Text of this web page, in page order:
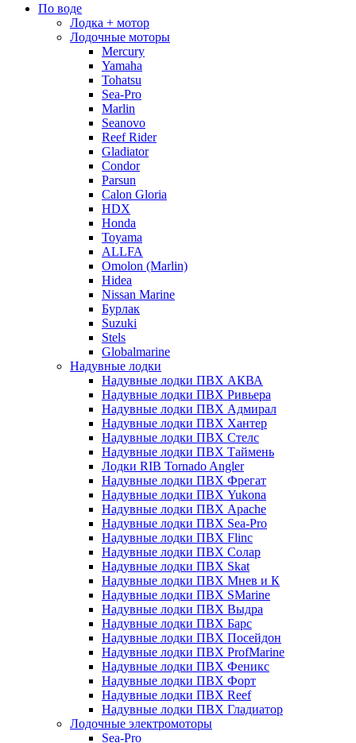
По воде
Лодка + мотор
Лодочные моторы
Mercury
Yamaha
Tohatsu
Sea-Pro
Marlin
Seanovo
Reef Rider
Gladiator
Condor
Parsun
Calon Gloria
HDX
Honda
Toyama
ALLFA
Omolon (Marlin)
Hidea
Nissan Marine
Бурлак
Suzuki
Stels
Globalmarine
Надувные лодки
Надувные лодки ПВХ АКВА
Надувные лодки ПВХ Ривьера
Надувные лодки ПВХ Адмирал
Надувные лодки ПВХ Хантер
Надувные лодки ПВХ Стелс
Надувные лодки ПВХ Таймень
Лодки RIB Tornado Angler
Надувные лодки ПВХ Фрегат
Надувные лодки ПВХ Yukona
Надувные лодки ПВХ Apache
Надувные лодки ПВХ Sea-Pro
Надувные лодки ПВХ Flinc
Надувные лодки ПВХ Солар
Надувные лодки ПВХ Skat
Надувные лодки ПВХ Мнев и К
Надувные лодки ПВХ SMarine
Надувные лодки ПВХ Выдра
Надувные лодки ПВХ Барс
Надувные лодки ПВХ Посейдон
Надувные лодки ПВХ ProfMarine
Надувные лодки ПВХ Феникс
Надувные лодки ПВХ Форт
Надувные лодки ПВХ Reef
Надувные лодки ПВХ Гладиатор
Лодочные электромоторы
Sea-Pro